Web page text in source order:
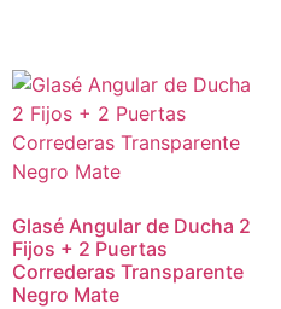
Glasé Angular de Ducha 2
Fijos + 2 Puertas
Correderas Transparente
Negro Mate